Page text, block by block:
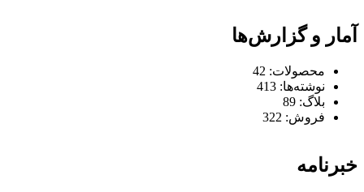
آمار و گزارش‌ها
محصولات: 42
نوشته‌ها: 413
بلاگ: 89
فروش: 322
خبرنامه